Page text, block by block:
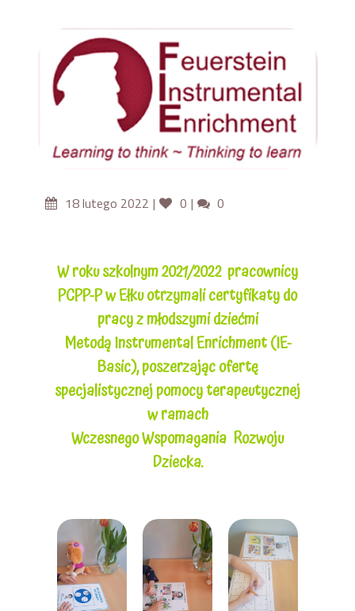
18 lutego 2022 Likes
0 Comments
0
W roku szkolnym 2021/2022 pracownicy
PCPP-P w Ełku otrzymali certyfikaty do
pracy z młodszymi dziećmi
Metodą Instrumental Enrichment (IE-
Basic), poszerzając ofertę
specjalistycznej pomocy terapeutycznej
w ramach
Wczesnego Wspomagania Rozwoju
Dziecka.